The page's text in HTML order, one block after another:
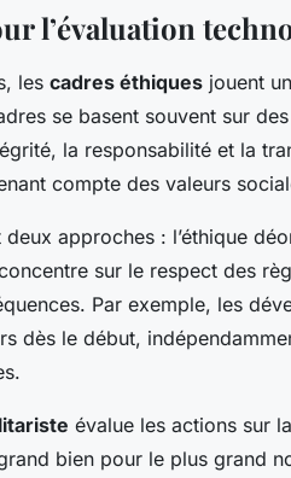
l’évaluation
les cadres éthiques jouent
se basent souvent sur des
la responsabilité et la
compte des valeurs
approches : l’éthique
sur le respect des
Par exemple, les
dès le début,
évalue les actions sur
bien pour le plus grand